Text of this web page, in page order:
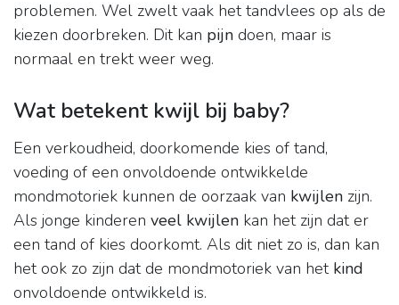
problemen. Wel zwelt vaak het tandvlees op als de
kiezen doorbreken. Dit kan pijn doen, maar is
normaal en trekt weer weg.
Wat betekent kwijl bij baby?
Een verkoudheid, doorkomende kies of tand,
voeding of een onvoldoende ontwikkelde
mondmotoriek kunnen de oorzaak van kwijlen zijn.
Als jonge kinderen veel kwijlen kan het zijn dat er
een tand of kies doorkomt. Als dit niet zo is, dan kan
het ook zo zijn dat de mondmotoriek van het kind
onvoldoende ontwikkeld is.